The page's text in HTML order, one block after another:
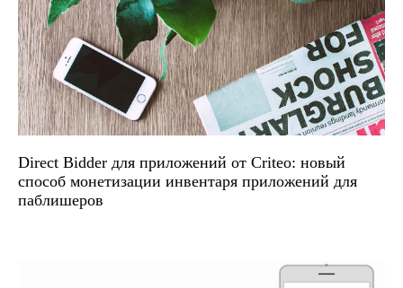
Direct Bidder для приложений от Criteo: новый
способ монетизации инвентаря приложений для
паблишеров